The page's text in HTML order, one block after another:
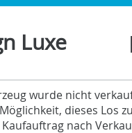
Luxe
wurde nicht
dieses Los
nach